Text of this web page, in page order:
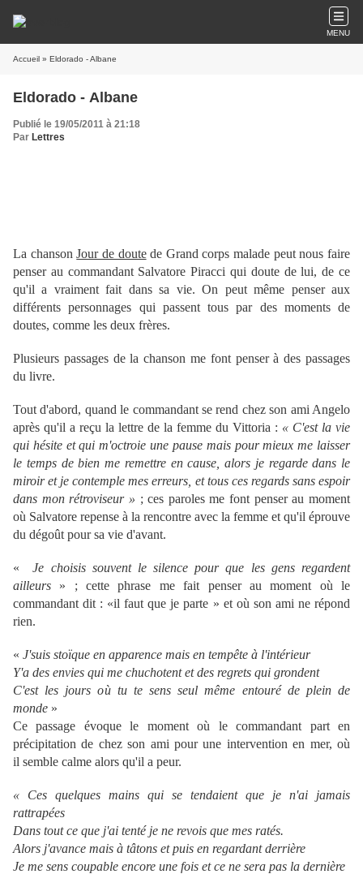
MENU
Accueil » Eldorado - Albane
Eldorado - Albane
Publié le 19/05/2011 à 21:18
Par Lettres
La chansonJour de doutede Grand corps malade peut nous faire
penser au commandant Salvatore Piracci qui doute de lui, de ce
qu'il a vraiment fait dans sa vie. On peut même penser aux
différents personnages qui passent tous par des moments de
doutes, comme les deux frères.
Plusieurs passages de la chanson me font penser à des passages
du livre.
Tout d'abord, quand le commandant se rend chez son ami Angelo
après qu'il a reçu la lettre de la femme du Vittoria : « C'est la vie
qui hésite et qui m'octroie une pause mais pour mieux me laisser
le temps de bien me remettre en cause, alors je regarde dans le
miroir et je contemple mes erreurs, et tous ces regards sans espoir
dans mon rétroviseur » ; ces paroles me font penser au moment
où Salvatore repense à la rencontre avec la femme et qu'il éprouve
du dégoût pour sa vie d'avant.
«Je choisis souvent le silence pour que les gens regardent
ailleurs » ; cette phrase me fait penser au moment où le
commandant dit : «il faut que je parte » et où son ami ne répond
rien.
« J'suis stoïque en apparence mais en tempête à l'intérieur
Y'a des envies qui me chuchotent et des regrets qui grondent
C'est les jours où tu te sens seul même entouré de plein de
monde »
Ce passage évoque le moment où le commandant part en
précipitation de chez son ami pour une intervention en mer, où
il semble calme alors qu'il a peur.
« Ces quelques mains qui se tendaient que je n'ai jamais
rattrapées
Dans tout ce que j'ai tenté je ne revois que mes ratés.
Alors j'avance mais à tâtons et puis en regardant derrière
Je me sens coupable encore une fois et ce ne sera pas la dernière